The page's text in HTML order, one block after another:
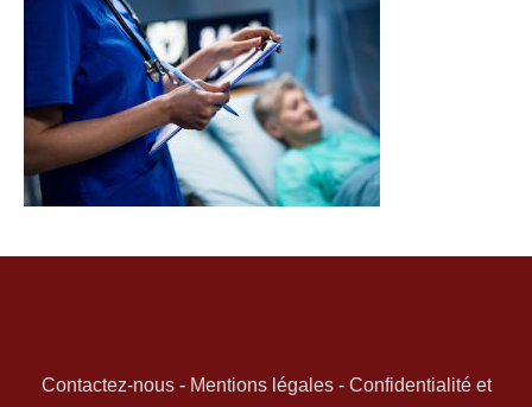
Contactez-nous- Mentions légales- Confidentialité et